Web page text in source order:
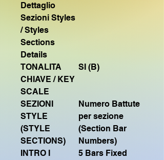
Dettaglio
Sezioni Styles
/ Styles
Sections
Details
TONALITA
CHIAVE / KEY
SCALE
SI (B)
SEZIONI
STYLE
(STYLE
SECTIONS)
Numero Battute
per sezione
(Section Bar
Numbers)
INTRO I
5 Bars Fixed